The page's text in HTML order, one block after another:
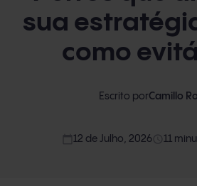
sua
como
Escrito porCamillo
access_time 11
12 de Julho, 2026